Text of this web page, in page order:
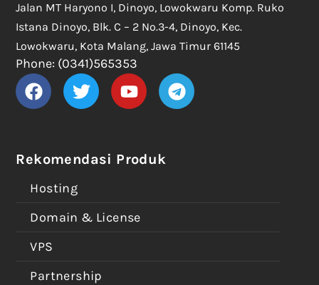
Rekomendasi Produk
Hosting
Domain & License
VPS
Partnership
Jalan MT Haryono I, Dinoyo, Lowokwaru Komp. Ruko
Istana Dinoyo, Blk. C – 2 No.3-4, Dinoyo, Kec.
Lowokwaru, Kota Malang, Jawa Timur 61145
Phone: (0341)565353